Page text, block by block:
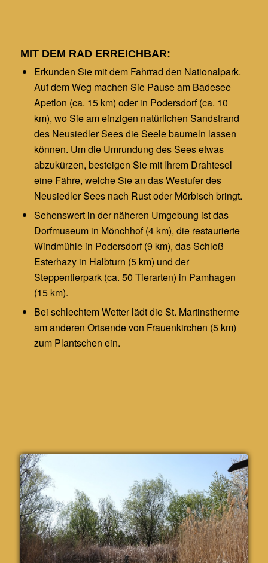
MIT DEM RAD ERREICHBAR:
Erkunden Sie mit dem Fahrrad den Nationalpark.
Auf dem Weg machen Sie Pause am Badesee
Apetlon (ca. 15 km) oder in Podersdorf (ca. 10
km), wo Sie am einzigen natürlichen Sandstrand
des Neusiedler Sees die Seele baumeln lassen
können. Um die Umrundung des Sees etwas
abzukürzen, besteigen Sie mit Ihrem Drahtesel
eine Fähre, welche Sie an das Westufer des
Neusiedler Sees nach Rust oder Mörbisch bringt.
Sehenswert in der näheren Umgebung ist das
Dorfmuseum in Mönchhof (4 km), die restaurierte
Windmühle in Podersdorf (9 km), das Schloß
Esterhazy in Halbturn (5 km) und der
Steppentierpark (ca. 50 Tierarten) in Pamhagen
(15 km).
Bei schlechtem Wetter lädt die St. Martinstherme
am anderen Ortsende von Frauenkirchen (5 km)
zum Plantschen ein.